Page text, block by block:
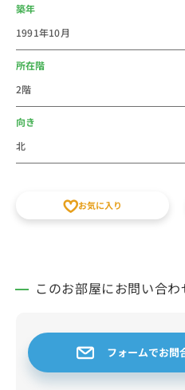
入居者様専用のコインラン
す。
洗剤などはお客様ご自身で
＜路線情報(最寄駅→主要駅)＞
・中野駅→池袋駅（約16分/
セブンイレブン中野野方1
マルエツプチ大和町店（ス
築年
1991年10月
所在階
2階
向き
北
お気に入り
このお部屋にお問い合わ
フォームでお問